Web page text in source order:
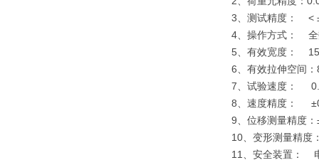
3、测试精度： <
4、操作方式： 全
5、有效宽度：
6、有效拉伸空间
7、试验速度：
8、速度精度：
9、位移测量精度
10、变形测量精度
11、安全装置：